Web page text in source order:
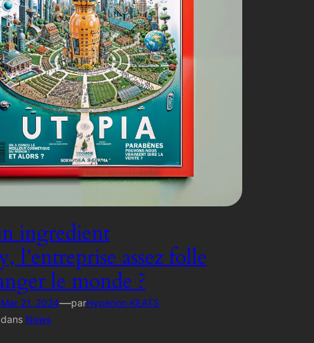
ingredient
l’entreprise assez folle
le monde ?
Mar 21, 2024—parHyperion KEATS
dans News